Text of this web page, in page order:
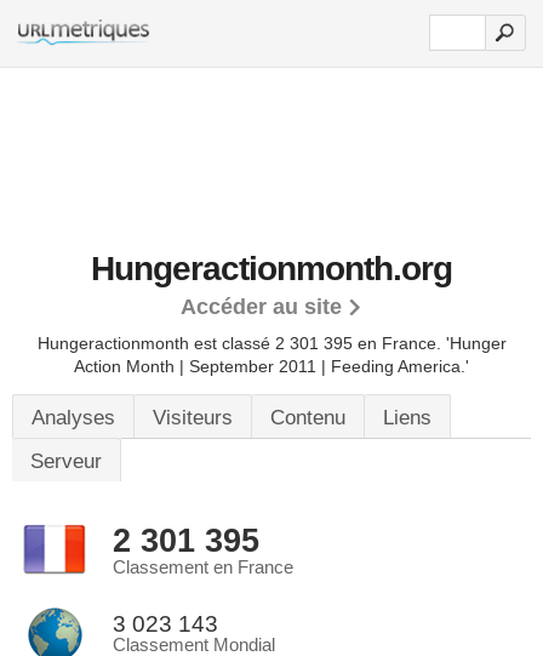
Hungeractionmonth.org
Accéder au site
Hungeractionmonth est classé 2 301 395 en France. 'Hunger
Action Month | September 2011 | Feeding America.'
Analyses Visiteurs Contenu
Liens
Serveur
2 301 395
Classement en France
3 023 143
Classement Mondial